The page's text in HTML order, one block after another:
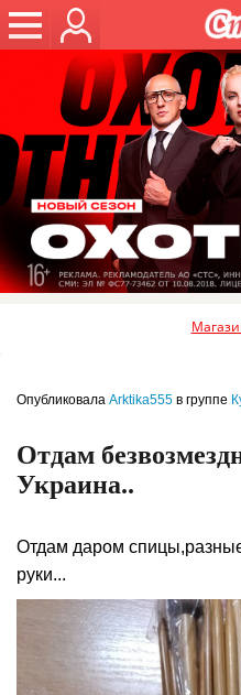
Опубликовала Arktika555 в группе
Отдам
Украина..
Отдам даром
руки...